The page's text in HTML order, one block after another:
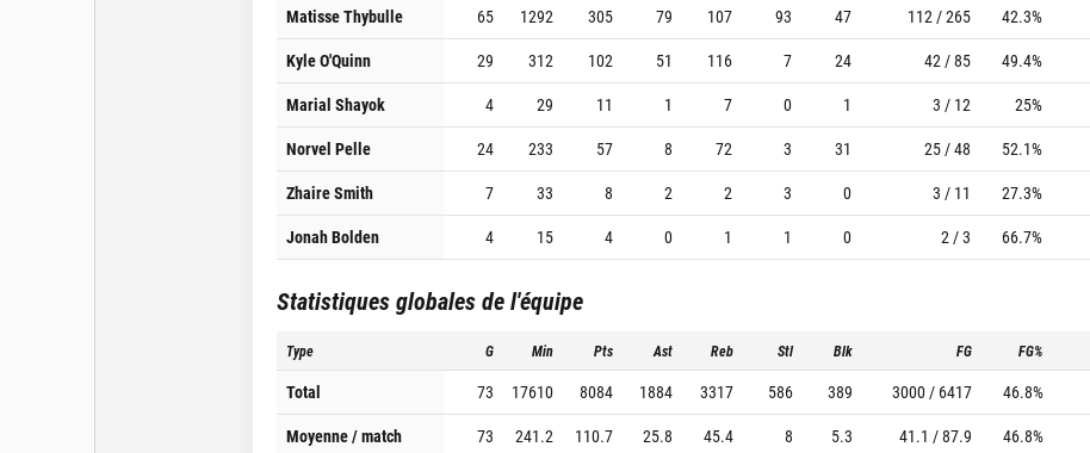
Matisse Thybulle
65 1292 305 79 107 93 47 112 / 265 42.3%
Kyle O'Quinn
29 312 102 51 116 7 24 42 / 85 49.4%
Marial Shayok
4 29 11 1 7 0 1 3 / 12 25%
Norvel Pelle
24 233 57 8 72 3 31 25 / 48 52.1%
Zhaire Smith
7 33 8 2 2 3 0 3 / 11 27.3%
Jonah Bolden
4 15 4 0 1 1 0 2 / 3 66.7%
Statistiques globales de l'équipe
Type G Min Pts Ast Reb Stl Blk FG FG%
Total 73 17610 8084 1884 3317 586 389 3000 / 6417 46.8%
Moyenne / match
73 241.2 110.7 25.8 45.4 8 5.3 41.1 / 87.9 46.8%